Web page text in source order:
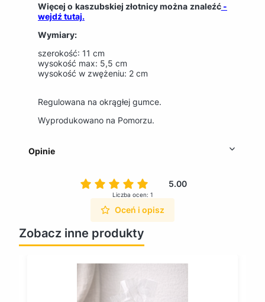
Więcej o kaszubskiej złotnicy można znaleźć-
wejdź tutaj.
Wymiary:
szerokość: 11 cm
wysokość max: 5,5 cm
wysokość w zwężeniu: 2 cm
Regulowana na okrągłej gumce.
Wyprodukowano na Pomorzu.
Opinie
5.00
Liczba ocen: 1
Oceń i opisz
Zobacz inne produkty